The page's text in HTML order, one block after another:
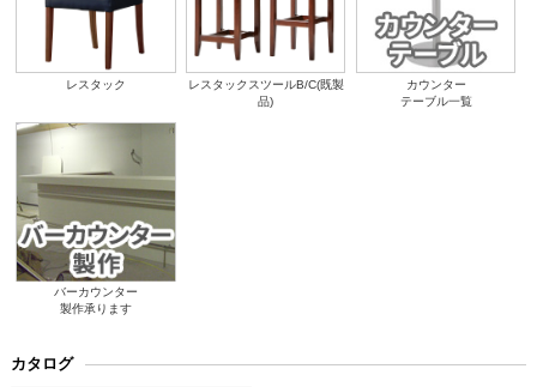
レスタック
レスタックスツールB/C(既製
品)
カウンター
テーブル一覧
バーカウンター
製作承ります
カタログ